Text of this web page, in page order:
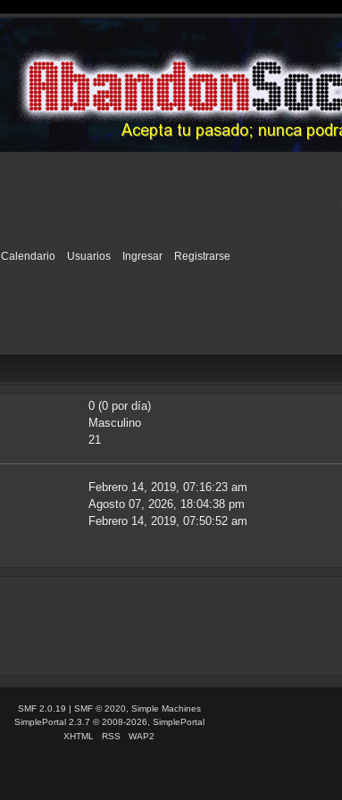
Calendario Usuarios Ingresar Registrarse
0 (0 por día)
Masculino
21
Febrero 14, 2019, 07:16:23 am
Agosto 07, 2026, 18:04:38 pm
Febrero 14, 2019, 07:50:52 am
SMF 2.0.19 | SMF © 2020, Simple Machines
SimplePortal 2.3.7 © 2008-2026, SimplePortal
XHTML
RSS WAP2